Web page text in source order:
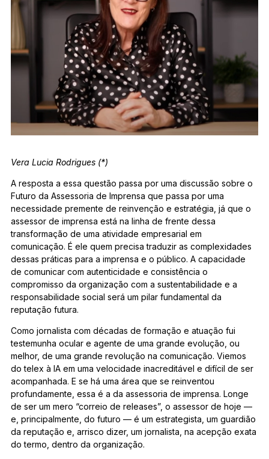
Vera Lucia Rodrigues (*)
A resposta a essa questão passa por uma discussão sobre o
Futuro da Assessoria de Imprensa que passa por uma
necessidade premente de reinvenção e estratégia, já que o
assessor de imprensa está na linha de frente dessa
transformação de uma atividade empresarial em
comunicação. É ele quem precisa traduzir as complexidades
dessas práticas para a imprensa e o público. A capacidade
de comunicar com autenticidade e consistência o
compromisso da organização com a sustentabilidade e a
responsabilidade social será um pilar fundamental da
reputação futura.
Como jornalista com décadas de formação e atuação fui
testemunha ocular e agente de uma grande evolução, ou
melhor, de uma grande revolução na comunicação. Viemos
do telex à IA em uma velocidade inacreditável e difícil de ser
acompanhada. E se há uma área que se reinventou
profundamente, essa é a da assessoria de imprensa. Longe
de ser um mero “correio de releases”, o assessor de hoje —
e, principalmente, do futuro — é um estrategista, um guardião
da reputação e, arrisco dizer, um jornalista, na acepção exata
do termo, dentro da organização.